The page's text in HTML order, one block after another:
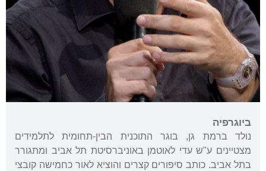
ביוגרפיה
נולד ברמת גן, בוגר התוכנית הבין-תחומית לתלמידים
מצטיינים ע"ש עדי לאוטמן באוניברסיטת תל אביב ומתגורר
בתל אביב. כותב סיפורים קצרים והוציא לאור כחמישה קובצי